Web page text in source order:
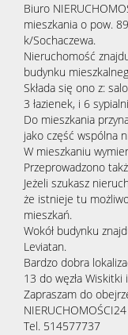
Biuro
mieszkania o pow.
k/Sochaczewa.
Nieruchomość
budynku
Składa się ono z:
3 łazienek, i 6
Do mieszkania
jako część wspólna
W mieszkaniu
Przeprowadzono
Jeżeli szukasz
że istnieje tu
mieszkań.
Wokół budynku
Leviatan.
Bardzo dobra
13 do węzła
Zapraszam do
NIERUCHOMOŚCI24
Tel. 514577737